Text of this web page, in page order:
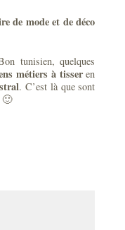
de mode et de déco
tunisien, quelques
métiers à tisseren
. C’est là que sont
🙂